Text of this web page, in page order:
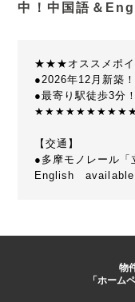
中！中国語＆
★★★オススメ
●2026年12月新築！
●最寄り駅徒歩3分！
【交通】
●多摩モノレール「
English available
物
「ホーム